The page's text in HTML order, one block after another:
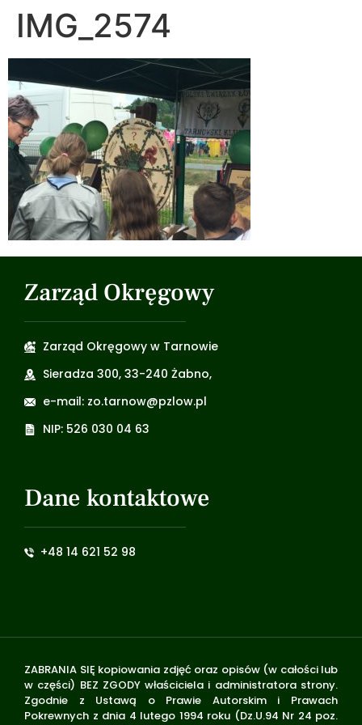
IMG_2574
Zarząd Okręgowy
Zarząd Okręgowy w Tarnowie
Sieradza 300, 33-240 Żabno,
e-mail: zo.tarnow@pzlow.pl
NIP: 526 030 04 63
Dane kontaktowe
+48 14 621 52 98
ZABRANIA SIĘ kopiowania zdjęć oraz opisów (w całości lub
w części) BEZ ZGODY właściciela i administratora strony.
Zgodnie z Ustawą o Prawie Autorskim i Prawach
Pokrewnych z dnia 4 lutego 1994 roku (Dz.U.94 Nr 24 poz.